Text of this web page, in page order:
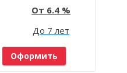
6.4
До 7 лет
Оформить